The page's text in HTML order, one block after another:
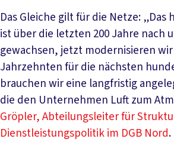
Das Gleiche gilt für die Netze:
ist über die letzten 200 Jahre nach
gewachsen, jetzt modernisieren
Jahrzehnten für die nächsten
brauchen wir eine langfristig
die den Unternehmen Luft zum
Gröpler, Abteilungsleiter für
Dienstleistungspolitik im DGB Nord.